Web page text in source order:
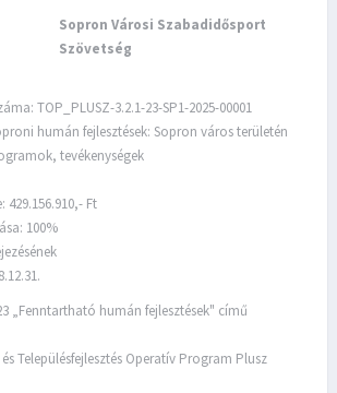
Sopron Városi Szabadidősport
Szövetség
TOP_PLUSZ-3.2.1-23-SP1-2025-00001
humán fejlesztések: Sopron város területén
tevékenységek
Ft
100%
„Fenntartható humán fejlesztések" című
Településfejlesztés Operatív Program Plusz